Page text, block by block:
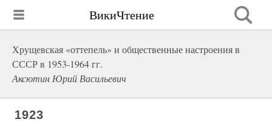
ВикиЧтение
Хрущевская «оттепель» и общественные настроения в
СССР в 1953-1964 гг.
Аксютин Юрий Васильевич
1923